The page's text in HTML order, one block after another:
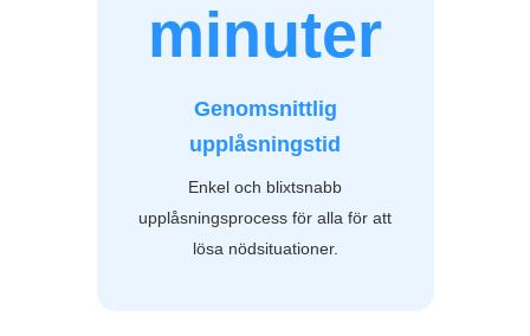
minuter
Genomsnittlig
upplåsningstid
Enkel och blixtsnabb
upplåsningsprocess för alla för att
lösa nödsituationer.